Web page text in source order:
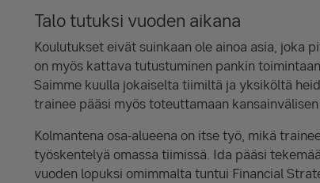
Talo tutuksi vuoden aikana
Koulutukset eivät suinkaan ole ainoa asia, joka
on myös kattava tutustuminen pankin
Saimme kuulla jokaiselta tiimiltä ja yksiköltä
trainee pääsi myös toteuttamaan
Kolmantena osa-alueena on itse työ, mikä
työskentelyä omassa tiimissä. Ida pääsi
vuoden lopuksi omimmalta tuntui Financial